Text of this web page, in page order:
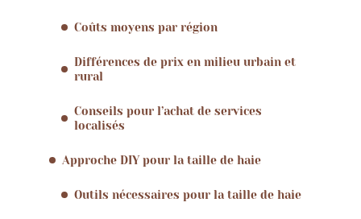
Coûts moyens par région
Différences de prix en milieu urbain et
rural
Conseils pour l’achat de services
localisés
Approche DIY pour la taille de haie
Outils nécessaires pour la taille de haie